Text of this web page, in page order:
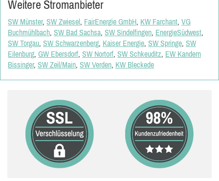
Weitere Stromanbieter
SW Münster, SW Zwiesel, FairEnergie GmbH, KW Farchant, VG
Buchmühlbach, SW Bad Sachsa, SW Sindelfingen, EnergieSüdwest,
SW Torgau, SW Schwarzenberg, Kaiser Energie, SW Springe, SW
Eilenburg, GW Ebersdorf, SW Nortorf, SW Schkeuditz, EW Kandern
Bissinger, SW Zeil/Main, SW Verden, KW Bleckede